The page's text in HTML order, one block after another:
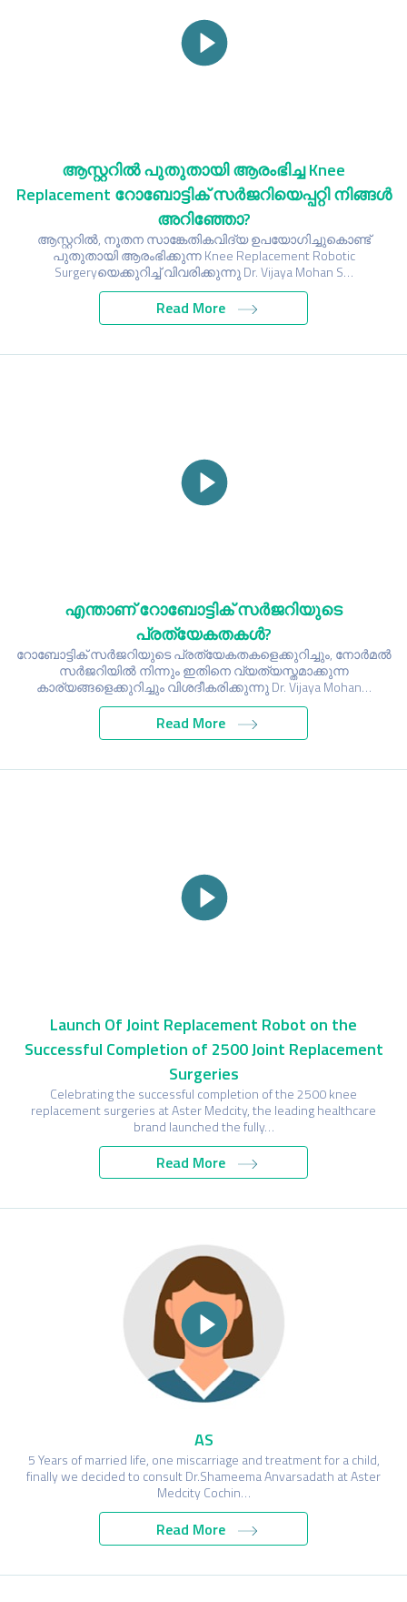
ആസ്റ്ററിൽ പുതുതായി ആരംഭിച്ച Knee
Replacement റോബോട്ടിക് സർജറിയെപ്പറ്റി നിങ്ങൾ
അറിഞ്ഞോ?
ആസ്റ്ററിൽ, നൂതന സാങ്കേതികവിദ്യ ഉപയോഗിച്ചുകൊണ്ട്
പുതുതായി ആരംഭിക്കുന്ന Knee Replacement Robotic
Surgeryയെക്കുറിച്ച് വിവരിക്കുന്നു Dr. Vijaya Mohan S…
Read More
എന്താണ് റോബോട്ടിക് സർജറിയുടെ
പ്രത്യേകതകൾ?
റോബോട്ടിക് സർജറിയുടെ പ്രത്യേകതകളെക്കുറിച്ചും, നോർമൽ
സർജറിയിൽ നിന്നും ഇതിനെ വ്യത്യസ്തമാക്കുന്ന
കാര്യങ്ങളെക്കുറിച്ചും വിശദീകരിക്കുന്നു Dr. Vijaya Mohan…
Read More
Launch Of Joint Replacement Robot on the
Successful Completion of 2500 Joint Replacement
Surgeries
Celebrating the successful completion of the 2500 knee
replacement surgeries at Aster Medcity, the leading healthcare
brand launched the fully…
Read More
AS
5 Years of married life, one miscarriage and treatment for a child,
finally we decided to consult Dr.Shameema Anvarsadath at Aster
Medcity Cochin…
Read More